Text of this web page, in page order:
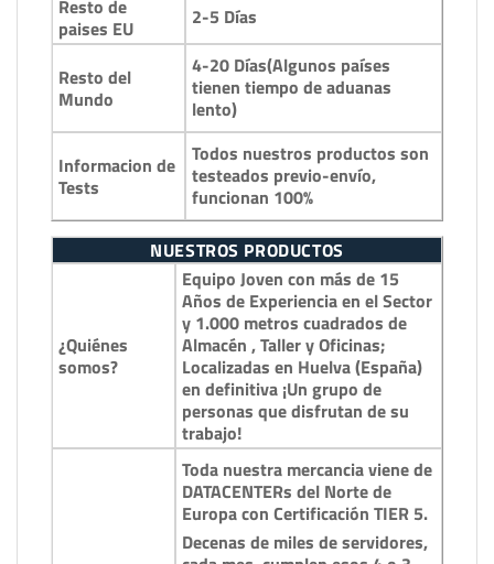
Resto de
paises EU
2-5 Días
Resto del
Mundo
4-20 Días(Algunos países
tienen tiempo de aduanas
lento)
Informacion de
Tests
Todos nuestros productos son
testeados previo-envío,
funcionan 100%
NUESTROS PRODUCTOS
¿Quiénes
somos?
Equipo Joven con más de 15
Años de Experiencia en el Sector
y 1.000 metros cuadrados de
Almacén , Taller y Oficinas;
Localizadas en Huelva (España)
en definitiva ¡Un grupo de
personas que disfrutan de su
trabajo!
Toda nuestra mercancia viene de
DATACENTERs del Norte de
Europa con Certificación TIER 5.
Decenas de miles de servidores,